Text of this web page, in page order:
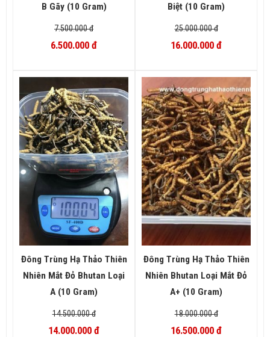
B Gãy (10 Gram)
7.500.000 đ
6.500.000 đ
Biệt (10 Gram)
25.000.000 đ
16.000.000 đ
Đông Trùng Hạ Thảo Thiên
Nhiên Mắt Đỏ Bhutan Loại
A (10 Gram)
14.500.000 đ
14.000.000 đ
Đông Trùng Hạ Thảo Thiên
Nhiên Bhutan Loại Mắt Đỏ
A+ (10 Gram)
18.000.000 đ
16.500.000 đ